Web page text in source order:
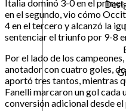
Italia dominó 3-0 en el
en el segundo, vio cómo
4 en el tercero y alcanzó la
sentenciar el triunfo por 9-8
Por el lado de los
anotador con cuatro goles,
aportó tres tantos, mientras
Fanelli marcaron un gol cada
conversión adicional desde el